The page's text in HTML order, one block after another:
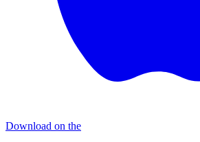
Download on the